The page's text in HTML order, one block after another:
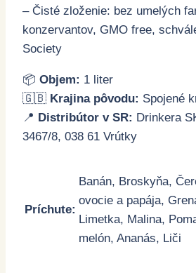
– Čisté zloženie: bez umelých
konzervantov, GMO free,
Society
📦 Objem: 1 liter
🇬🇧 Krajina pôvodu: Spojené
📍 Distribútor v SR: Drinkera
3467/8, 038 61 Vrútky
Príchute:
Banán, Broskyňa,
ovocie a papája,
Limetka, Malina,
melón, Ananás, Liči